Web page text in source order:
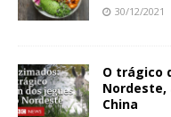
30/12/2021
O trágico
China